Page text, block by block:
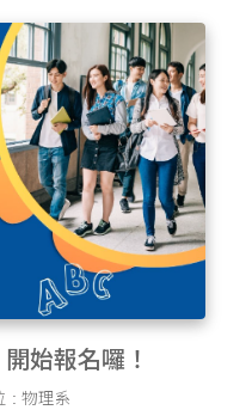
始報名囉！
: 物理系